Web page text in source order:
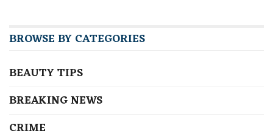
BROWSE BY CATEGORIES
BEAUTY TIPS
BREAKING NEWS
CRIME